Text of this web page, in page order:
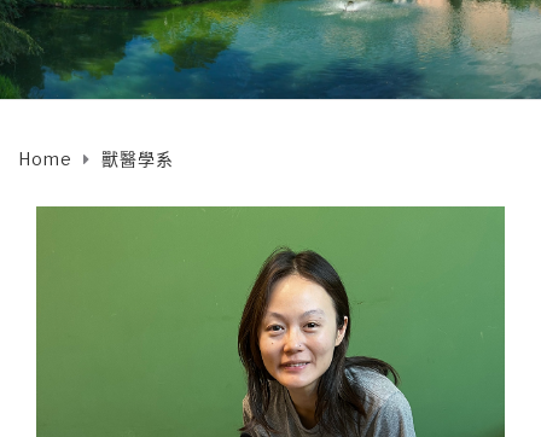
Home 獸醫學系